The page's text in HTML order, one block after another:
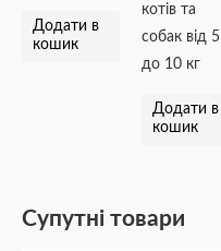
Додати в
кошик
котів та
собак від 5
до 10 кг
Додати в
кошик
Супутні товари